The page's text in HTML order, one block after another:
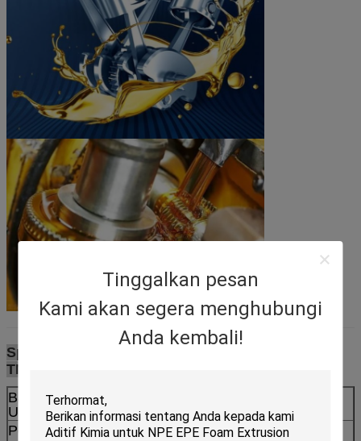
Tinggalkan pesan
Kami akan segera menghubungi
Anda kembali!
Spesifikasi dari
TMPTO:
Barang
Utama
Standar
Penampilan cairan transparan
transparan